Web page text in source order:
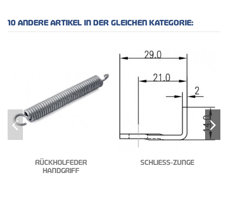
10 ANDERE ARTIKEL IN DER GLEICHEN KATEGORIE:
RÜCKHOLFEDER
HANDGRIFF
SCHLIESS-ZUNGE